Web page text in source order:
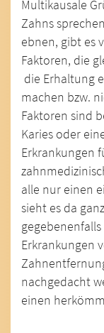
Multikausale
Zahns
ebnen, gibt es
Faktoren, die
die Erhaltung
machen bzw.
Faktoren sind
Karies oder
Erkrankungen
alle nur einen
sieht es da
Erkrankungen
nachgedacht
einen